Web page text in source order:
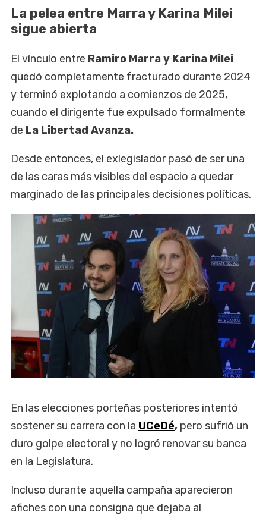
La pelea entre Marra y Karina Milei
sigue abierta
El vínculo entre Ramiro Marra y Karina Milei
quedó completamente fracturado durante 2024
y terminó explotando a comienzos de 2025,
cuando el dirigente fue expulsado formalmente
de La Libertad Avanza.
Desde entonces, el exlegislador pasó de ser una
de las caras más visibles del espacio a quedar
marginado de las principales decisiones políticas.
En las elecciones porteñas posteriores intentó
sostener su carrera con la UCeDé, pero sufrió un
duro golpe electoral y no logró renovar su banca
en la Legislatura.
Incluso durante aquella campaña aparecieron
afiches con una consigna que dejaba al